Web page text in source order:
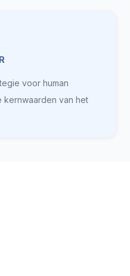
voor human
kernwaarden van het